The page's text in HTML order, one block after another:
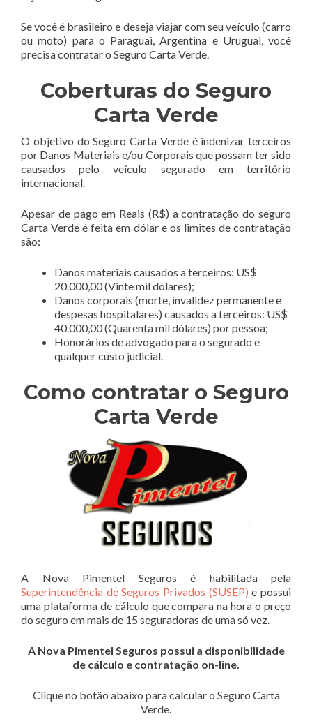
Se você é brasileiro e deseja viajar com seu veículo (carro
ou moto) para o Paraguai, Argentina e Uruguai, você
precisa contratar o Seguro Carta Verde.
Coberturas do Seguro
Carta Verde
O objetivo do Seguro Carta Verde é indenizar terceiros
por Danos Materiais e/ou Corporais que possam ter sido
causados pelo veículo segurado em território
internacional.
Apesar de pago em Reais (R$) a contratação do seguro
Carta Verde é feita em dólar e os limites de contratação
são:
Danos materiais causados a terceiros: US$
20.000,00 (Vinte mil dólares);
Danos corporais (morte, invalidez permanente e
despesas hospitalares) causados a terceiros: US$
40.000,00 (Quarenta mil dólares) por pessoa;
Honorários de advogado para o segurado e
qualquer custo judicial.
Como contratar o Seguro
Carta Verde
A Nova Pimentel Seguros é habilitada pela
Superintendência de Seguros Privados (SUSEP) e possui
uma plataforma de cálculo que compara na hora o preço
do seguro em mais de 15 seguradoras de uma só vez.
A Nova Pimentel Seguros possui a disponibilidade
de cálculo e contratação on-line.
Clique no botão abaixo para calcular o Seguro Carta
Verde.